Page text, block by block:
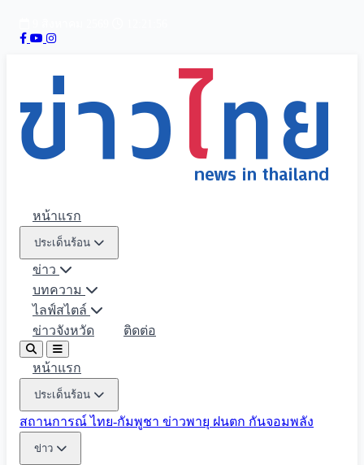
หน้าแรก
ประเด็นร้อน
ข่าว
บทความ
ไลฟ์สไตล์
ข่าวจังหวัด
ติดต่อ
หน้าแรก
ประเด็นร้อน
สถานการณ์ ไทย-กัมพูชา ข่าวพายุ ฝนตก กันจอมพลัง
ข่าว